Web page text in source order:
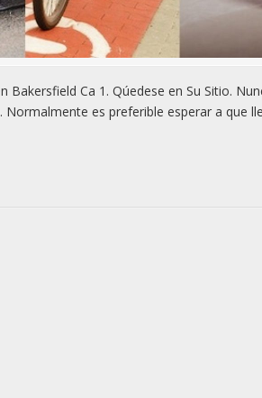
Bakersfield Ca 1. Qúedese en Su Sitio.
es preferible esperar a que